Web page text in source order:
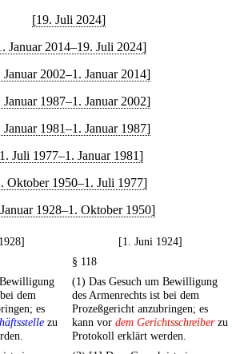
[19. Juli 2024]
Januar 2014–19. Juli 2024]
Januar 2002–1. Januar 2014]
Januar 1987–1. Januar 2002]
Januar 1981–1. Januar 1987]
Juli 1977–1. Januar 1981]
Oktober 1950–1. Juli 1977]
1928–1. Oktober 1950]
[1. Juni 1924]
§ 118
dem
es
zu
(1) Das Gesuch um Bewilligung
des Armenrechts ist bei dem
Prozeßgericht anzubringen; es
kann vor dem Gerichtsschreiberzu
Protokoll erklärt werden.